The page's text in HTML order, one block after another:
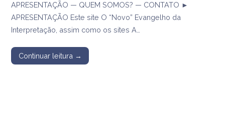
APRESENTAÇÃO — QUEM SOMOS? — CONTATO ►
APRESENTAÇÃO Este site O “Novo” Evangelho da
Interpretação, assim como os sites A…
Continuar leitura →